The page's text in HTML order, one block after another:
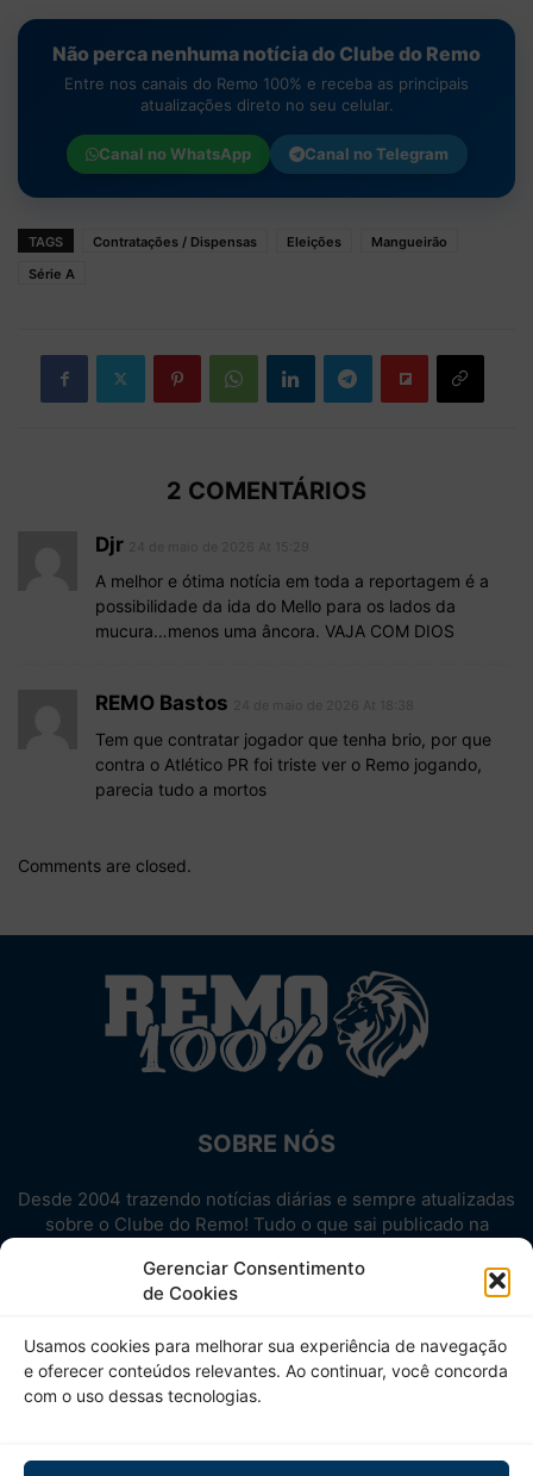
Gerenciar Consentimento
de Cookies
Usamos cookies para melhorar sua experiência de navegação
e oferecer conteúdos relevantes. Ao continuar, você concorda
com o uso dessas tecnologias.
Não perca nenhuma notícia do Clube do Remo
Entre nos canais do Remo 100% e receba as principais
atualizações direto no seu celular.
Canal noWhatsApp Canal noTelegram
TAGS Contratações / Dispensas Eleições
Mangueirão
Série A
2 COMENTÁRIOS
Djr
A melhor e ótima notícia em toda a reportagem é a
possibilidade da ida do Mello para os lados da
mucura…menos uma âncora. VAJA COM DIOS
REMO Bastos
Tem que contratar jogador que tenha brio, por que
contra o Atlético PR foi triste ver o Remo jogando,
parecia tudo a mortos
Comments are closed.
SOBRE NÓS
Desde 2004 trazendo notícias diárias e sempre atualizadas
sobre o Clube do Remo! Tudo o que sai publicado na
Aproveite! Site não-oficial.
SIGA-NOS